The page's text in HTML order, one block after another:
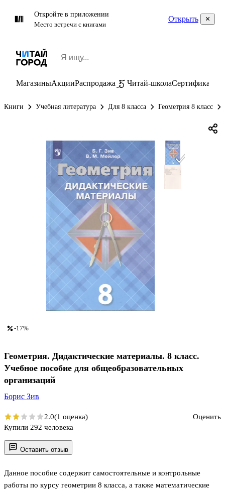
Откройте в приложении
Место встречи с книгами
Открыть
МагазиныАкцииРаспродажа Читай-школаСертификаты
Книги Учебная литература Для 8 класса Геометрия 8 класс
Оставить отзыв
Данное пособие содержит самостоятельные и контрольные
работы по курсу геометрии 8 класса, а также математические
-17%
Геометрия. Дидактические материалы. 8 класс.
Учебное пособие для общеобразовательных
организаций
Борис Зив
2.0(1 оценка)
Оценить
Купили 292 человека